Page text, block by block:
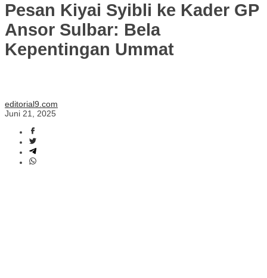
Pesan Kiyai Syibli ke Kader GP
Ansor Sulbar: Bela
Kepentingan Ummat
editorial9.com
Juni 21, 2025